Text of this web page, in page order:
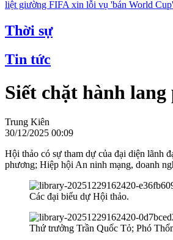
liệt giường FIFA xin lỗi vụ 'bán World
Thời sự
Tin tức
Siết chặt hành
Trung Kiên
30/12/2025 00:09
Hội thảo có sự tham dự của đại diện lãnh
phương; Hiệp hội An ninh mạng, doanh
Các đại biểu dự Hội thảo.
Thứ trưởng Trần Quốc Tỏ; Phó